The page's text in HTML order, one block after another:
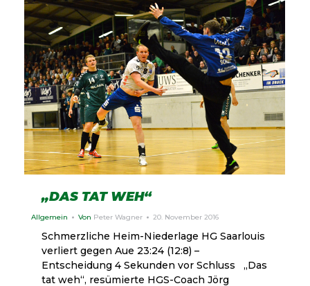
„DAS TAT WEH“
Allgemein Von Peter Wagner 20. November 2016
Schmerzliche Heim-Niederlage HG Saarlouis
verliert gegen Aue 23:24 (12:8) –
Entscheidung 4 Sekunden vor Schluss „Das
tat weh“, resümierte HGS-Coach Jörg